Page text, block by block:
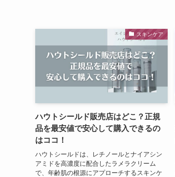
スキンケア
ハウトシールド販売店はどこ？正規
品を最安値で安心して購入できるの
はココ！
ハウトシールドは、レチノールとナイアシン
アミドを高濃度に配合したラメラクリーム
で、年齢肌の根源にアプローチするスキンケ